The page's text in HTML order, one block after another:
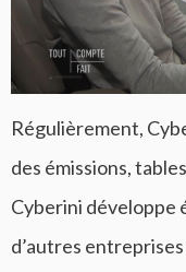
Régulièrement,
des émissions,
Cyberini développe
d’autres